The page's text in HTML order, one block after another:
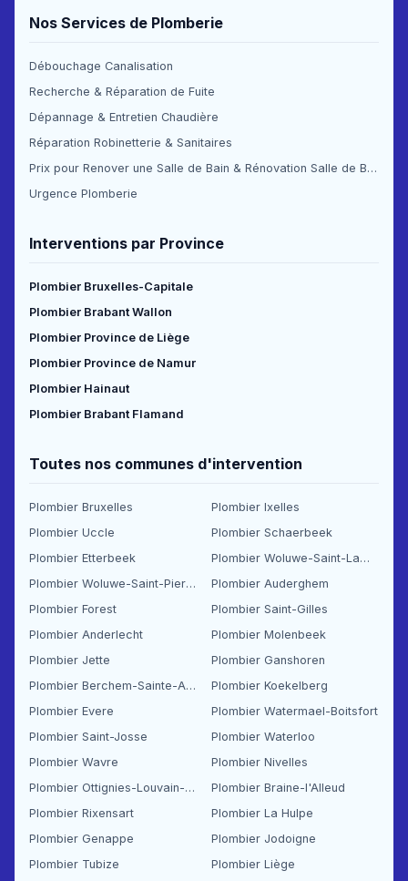
Nos Services de Plomberie
Débouchage Canalisation
Recherche & Réparation de Fuite
Dépannage & Entretien Chaudière
Réparation Robinetterie & Sanitaires
Prix pour Renover une Salle de Bain & Rénovation Salle de Bain Prix
Urgence Plomberie
Interventions par Province
Plombier Bruxelles-Capitale
Plombier Brabant Wallon
Plombier Province de Liège
Plombier Province de Namur
Plombier Hainaut
Plombier Brabant Flamand
Toutes nos communes d'intervention
Plombier Bruxelles
Plombier Ixelles
Plombier Uccle
Plombier Schaerbeek
Plombier Etterbeek
Plombier Woluwe-Saint-Lambert
Plombier Woluwe-Saint-Pierre
Plombier Auderghem
Plombier Forest
Plombier Saint-Gilles
Plombier Anderlecht
Plombier Molenbeek
Plombier Jette
Plombier Ganshoren
Plombier Berchem-Sainte-Agathe
Plombier Koekelberg
Plombier Evere
Plombier Watermael-Boitsfort
Plombier Saint-Josse
Plombier Waterloo
Plombier Wavre
Plombier Nivelles
Plombier Ottignies-Louvain-la-Neuve
Plombier Braine-l'Alleud
Plombier Rixensart
Plombier La Hulpe
Plombier Genappe
Plombier Jodoigne
Plombier Tubize
Plombier Liège